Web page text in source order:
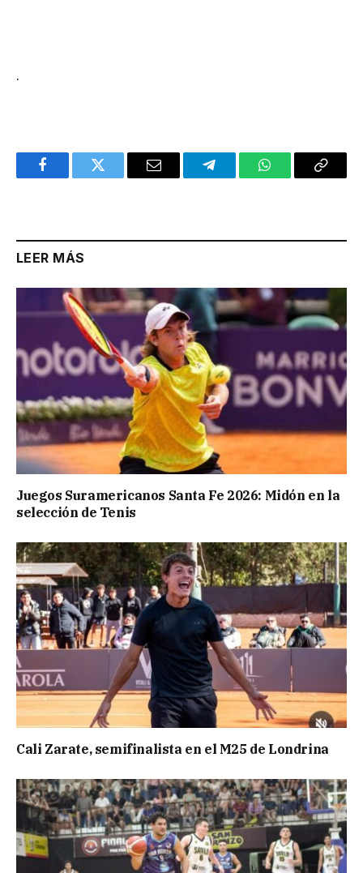
.
FacebookTwitter Email TelegramWhatsAppCopy
LEER MÁS
Juegos Suramericanos Santa Fe 2026: Midón en la
selección de Tenis
Cali Zarate, semifinalista en el M25 de Londrina